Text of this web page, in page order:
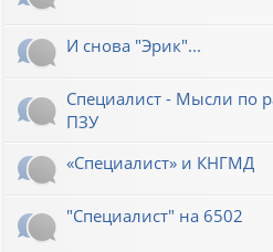
И снова "Эрик"...
Специалист - Мысли по
ПЗУ
«Специалист» и КНГМД
"Специалист" на 6502